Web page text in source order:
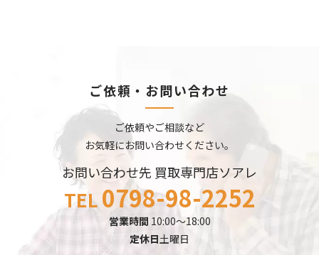
ご依頼・お問い合わせ
ご依頼やご相談など
お気軽にお問い合わせください。
お問い合わせ先 買取専門店ソアレ
TEL0798-98-2252
営業時間 10:00～18:00
定休日土曜日